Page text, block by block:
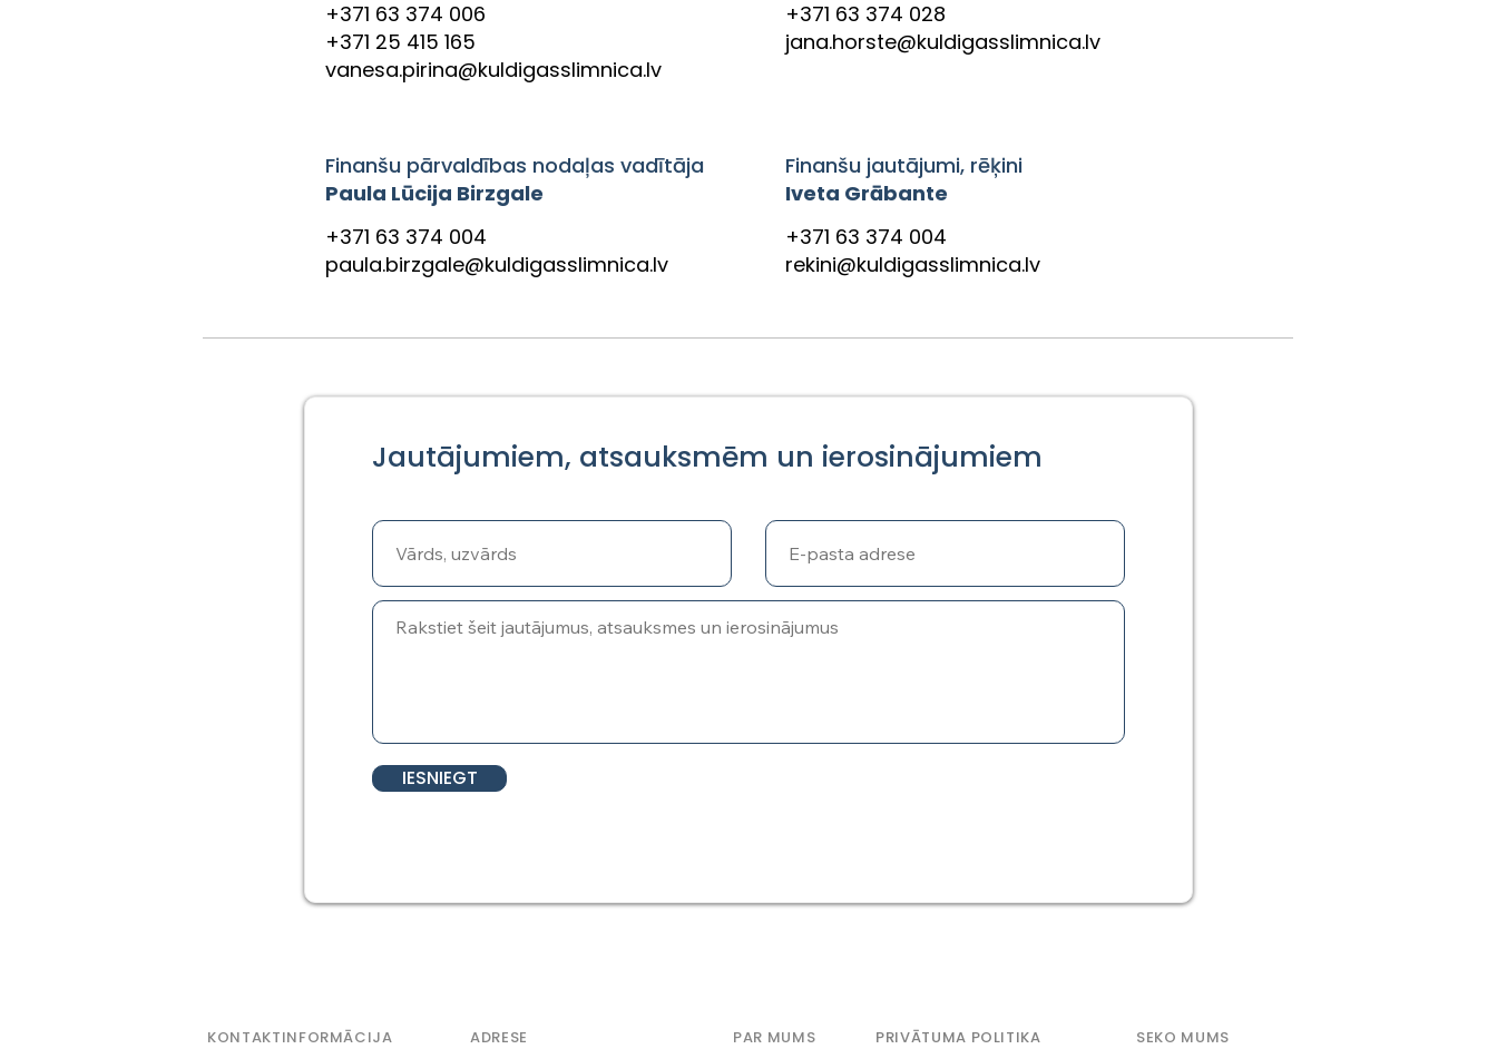
+371 63 374 006
+371 25 415 165
vanesa.pirina@kuldigasslimnica.lv
+371 63 374 028
jana.horste@kuldigasslimnica.lv
Finanšu pārvaldības nodaļas vadītāja
Paula Lūcija Birzgale
+371 63 374 004
paula.birzgale@kuldigasslimnica.lv
Finanšu jautājumi, rēķini
Iveta Grābante
+371 63 374 004
rekini@kuldigasslimnica.lv
Jautājumiem, atsauksmēm un ierosinājumiem
IESNIEGT
KONTAKTINFORMĀCIJA ADRESE PAR MUMS PRIVĀTUMA POLITIKA SEKO MUMS